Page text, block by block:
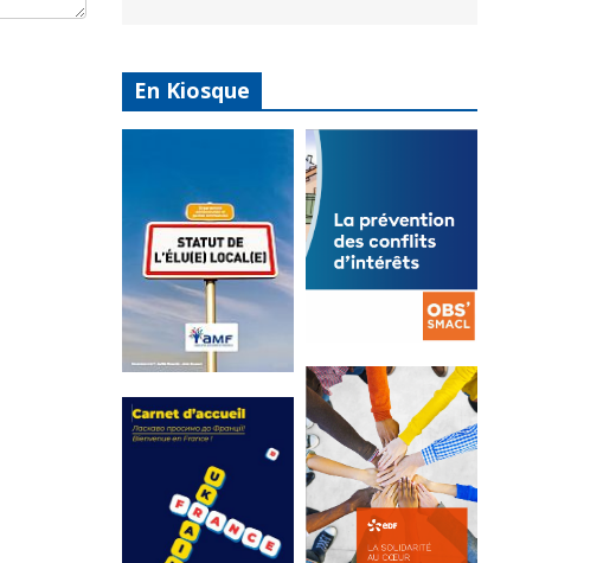
En Kiosque
Statut de
l’élu local
Mise à jour avril
2024
FEUILLETER
La
prévention
des conflits
d’intérêts
18 septembre 2023
FEUILLETER